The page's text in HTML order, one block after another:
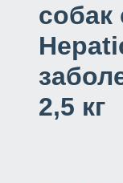
собак
2,5 кг